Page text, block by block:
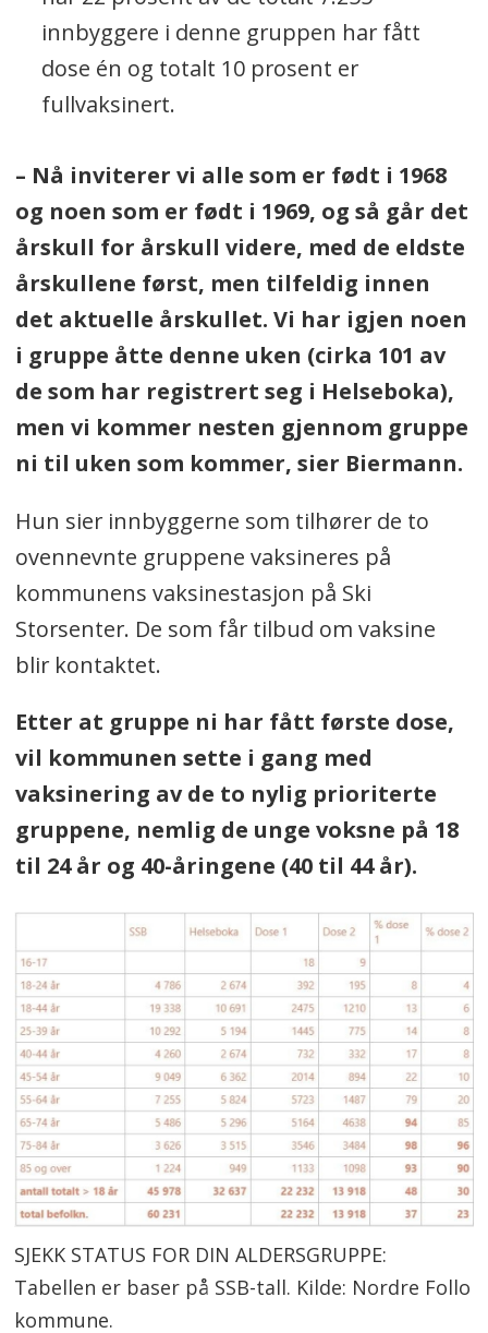
innbyggere i denne gruppen har fått
dose én og totalt 10 prosent er
fullvaksinert.
– Nå inviterer vi alle som er født i 1968
og noen som er født i 1969, og så går det
årskull for årskull videre, med de eldste
årskullene først, men tilfeldig innen
det aktuelle årskullet. Vi har igjen noen
i gruppe åtte denne uken (cirka 101 av
de som har registrert seg i Helseboka),
men vi kommer nesten gjennom gruppe
ni til uken som kommer, sier Biermann.
Hun sier innbyggerne som tilhører de to
ovennevnte gruppene vaksineres på
kommunens vaksinestasjon på Ski
Storsenter. De som får tilbud om vaksine
blir kontaktet.
Etter at gruppe ni har fått første dose,
vil kommunen sette i gang med
vaksinering av de to nylig prioriterte
gruppene, nemlig de unge voksne på 18
til 24 år og 40-åringene (40 til 44 år).
SJEKK STATUS FOR DIN ALDERSGRUPPE:
Tabellen er baser på SSB-tall. Kilde: Nordre Follo
kommune.